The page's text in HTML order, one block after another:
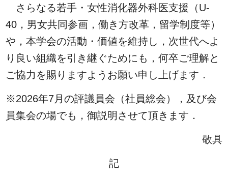
さらなる若手・女性消化器外科医支援（U-
40，男女共同参画，働き方改革，留学制度等）
や，本学会の活動・価値を維持し，次世代へよ
り良い組織を引き継ぐためにも，何卒ご理解と
ご協力を賜りますようお願い申し上げます．
※2026年7月の評議員会（社員総会），及び会
員集会の場でも，御説明させて頂きます．
敬具
記